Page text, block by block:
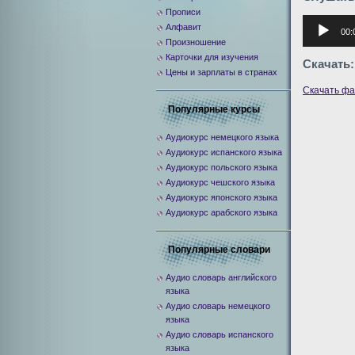
Аудиоплеер
Скачать:
Скачать
Прописи
Алфавит
Произношение
Карточки для изучения
Цены и зарплаты в странах
Популярные курсы
Аудиокурс немецкого языка
Аудиокурс испанского языка
Аудиокурс польского языка
Аудиокурс чешского языка
Аудиокурс японского языка
Аудиокурс арабского языка
Популярные словари
Аудио словарь английского
языка
Аудио словарь немецкого
языка
Аудио словарь испанского
языка